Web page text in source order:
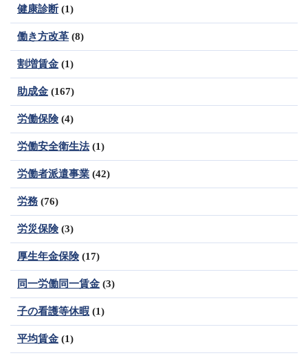
健康診断(1)
働き方改革 (8)
割増賃金 (1)
助成金 (167)
労働保険(4)
労働安全衛生法(1)
労働者派遣事業 (42)
労務 (76)
労災保険(3)
厚生年金保険(17)
同一労働同一賃金 (3)
子の看護等休暇 (1)
平均賃金 (1)